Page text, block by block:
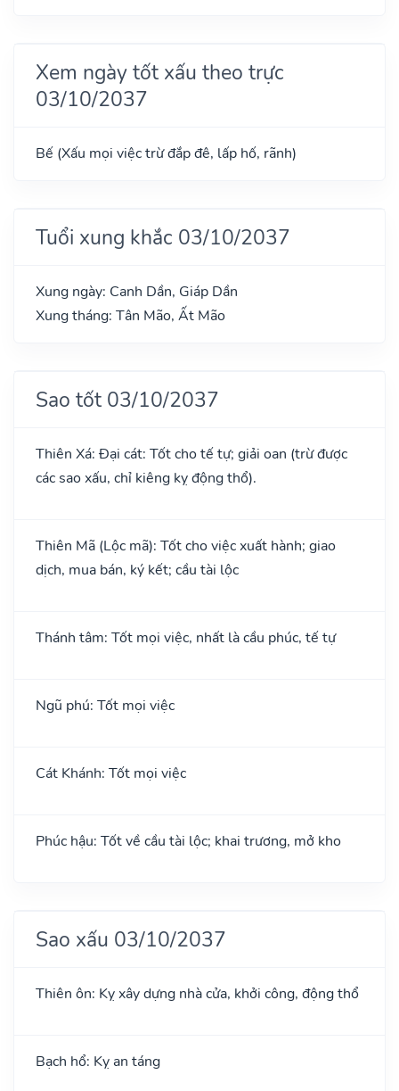
Xem ngày tốt xấu theo trực
03/10/2037
Bế (Xấu mọi việc trừ đắp đê, lấp hố, rãnh)
Tuổi xung khắc 03/10/2037
Xung ngày: Canh Dần, Giáp Dần
Xung tháng: Tân Mão, Ất Mão
Sao tốt 03/10/2037
Thiên Xá: Đại cát: Tốt cho tế tự; giải oan (trừ được
các sao xấu, chỉ kiêng kỵ động thổ).
Thiên Mã (Lộc mã): Tốt cho việc xuất hành; giao
dịch, mua bán, ký kết; cầu tài lộc
Thánh tâm: Tốt mọi việc, nhất là cầu phúc, tế tự
Ngũ phú: Tốt mọi việc
Cát Khánh: Tốt mọi việc
Phúc hậu: Tốt về cầu tài lộc; khai trương, mở kho
Sao xấu 03/10/2037
Thiên ôn: Kỵ xây dựng nhà cửa, khởi công, động thổ
Bạch hổ: Kỵ an táng